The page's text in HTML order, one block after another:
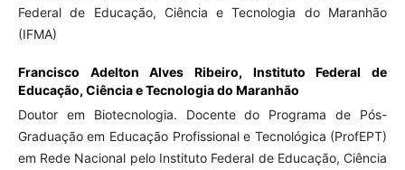
Federal de Educação, Ciência e Tecnologia do Maranhão
(IFMA)
Francisco Adelton Alves Ribeiro, Instituto Federal de
Educação, Ciência e Tecnologia do Maranhão
Doutor em Biotecnologia. Docente do Programa de Pós-
Graduação em Educação Profissional e Tecnológica (ProfEPT)
em Rede Nacional pelo Instituto Federal de Educação, Ciência